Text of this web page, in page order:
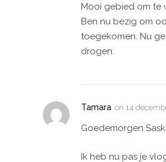
Mooi gebied om te
Ben nu bezig om
toegekomen. Nu
drogen.
Tamara on 14
Goedemorgen
Ik heb nu pas je